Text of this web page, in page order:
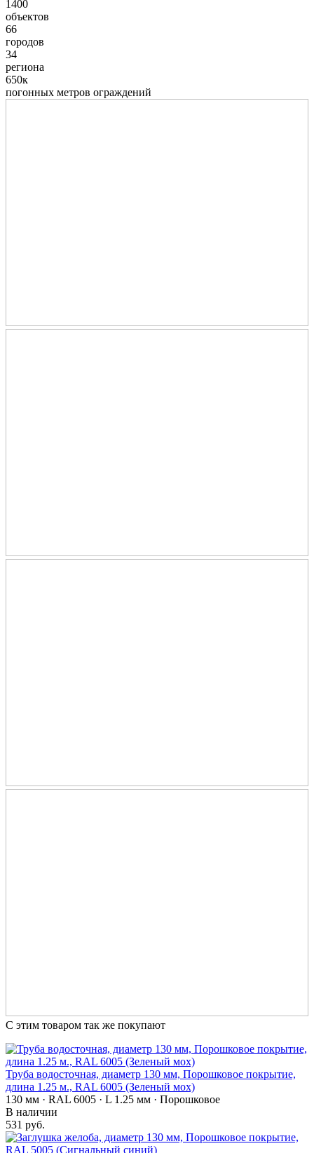
1400
объектов
66
городов
34
региона
650к
погонных метров ограждений
С этим товаром так же покупают
Труба водосточная, диаметр 130 мм, Порошковое покрытие,
длина 1.25 м., RAL 6005 (Зеленый мох)
130 мм · RAL 6005 · L 1.25 мм · Порошковое
В наличии
531 руб.